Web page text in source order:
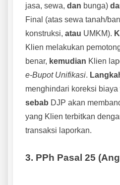
jasa, sewa, dan bunga)
Final (atas sewa tanah/
konstruksi, atau UMKM).
Klien melakukan
benar, kemudian Klien
e-Bupot Unifikasi.
menghindari koreksi biaya
sebab DJP akan
yang Klien terbitkan
transaksi laporkan.
3. PPh Pasal 25